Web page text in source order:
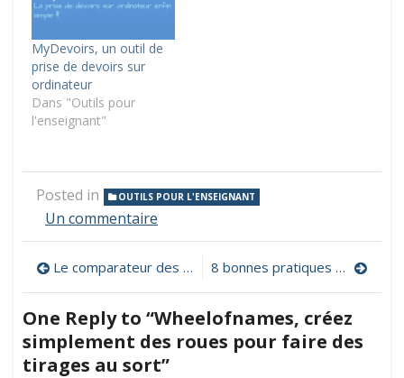
MyDevoirs, un outil de
prise de devoirs sur
ordinateur
Dans "Outils pour
l'enseignant"
Posted in OUTILS POUR L'ENSEIGNANT
Un commentaire
simplement
des
roues
pour
faire
des
Navigation
de
l’article
Le comparateur des outils numériques enseignants 8 bonnes pratiques pour se protéger sur les réseaux sociaux
One Reply to “Wheelofnames, créez
simplement des roues pour faire des
tirages au sort”